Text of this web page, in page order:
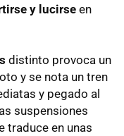
y lucirse en
distinto provoca un
y se nota un tren
y pegado al
suspensiones
traduce en unas